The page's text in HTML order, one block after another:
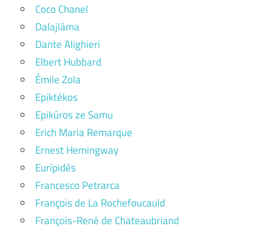
Coco Chanel
Dalajláma
Dante Alighieri
Elbert Hubbard
Émile Zola
Epiktékos
Epikúros ze Samu
Erich Maria Remarque
Ernest Hemingway
Eurípidés
Francesco Petrarca
François de La Rochefoucauld
François-René de Chateaubriand